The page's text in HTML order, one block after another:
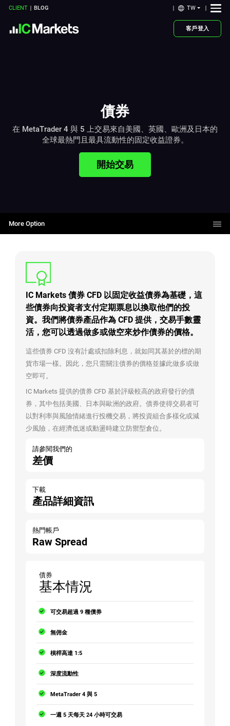
CLIENT BLOG TW
客戶登入
債券
在 MetaTrader 4 與 5 上交易來自美國、英國、歐洲及日本的
全球最熱門且最具流動性的固定收益證券。
開始交易
More Option
IC Markets 債券 CFD 以固定收益債券為基礎，這
些債券向投資者支付定期票息以換取他們的投
資。我們將債券產品作為 CFD 提供，交易手數靈
活，您可以透過做多或做空來炒作債券的價格。
這些債券 CFD 沒有計處或扣除利息，就如同其基於的標的期
貨市場一樣。因此，您只需關注債券的價格並據此做多或做
空即可。
IC Markets 提供的債券 CFD 基於評級較高的政府發行的債
券，其中包括美國、日本與歐洲的政府。債券使得交易者可
以對利率與風險情緒進行投機交易，將投資組合多樣化或減
少風險，在經濟低迷或動盪時建立防禦型倉位。
請參閱我們的
差價
下載
產品詳細資訊
熱門帳戶
Raw Spread
債券
基本情況
可交易超過 9 種債券
無佣金
槓桿高達 1:5
深度流動性
MetaTrader 4 與 5
一週 5 天每天 24 小時可交易